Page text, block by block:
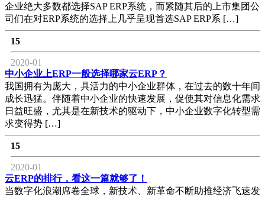
企业绝大多数都选择SAP ERP系统，而紧随其后的上市集团公
司们在对ERP系统的选择上几乎呈现首选SAP ERP系 […]
15
2020-01
中小企业上ERP一般选择哪家云ERP？
我国拥有为庞大，具活力的中小企业群体，在过去的数十年间
成长迅猛。伴随着中小企业的快速发展，促使其对信息化需求
日益旺盛，尤其是在新技术的驱动下，中小企业数字化转型需
求变得势 […]
15
2020-01
云ERP的排行，看这一篇就够了！
当数字化浪潮席卷全球，新技术、新革命不断助推经济飞速发